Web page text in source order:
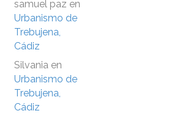
samuel paz en
Urbanismo de
Trebujena,
Cádiz
Silvania en
Urbanismo de
Trebujena,
Cádiz